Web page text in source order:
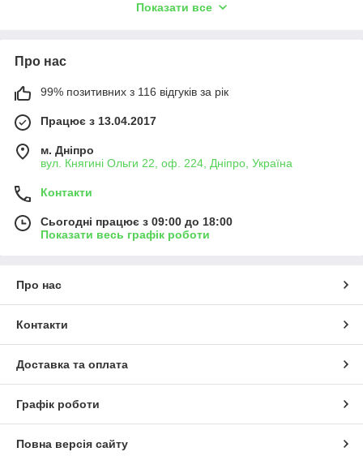
відкатних воріт, популярніше всього фурнітура консольного
буде виготовити верхньоподвісні ворота.
від точності її виготовлення, якості підшипників і якості
виконання робіт по монтажу воріт.
обов'язково потрібно враховувати наступні параметри:
вага відкатних воріт
циклічність (кількість відкривань-закривань на добу)
вітрові навантаження
Вся фурнітура для зсувних воріт, пропонована нами,
Показати все
Про нас
99% позитивних з 116 відгуків за рік
Працює з 13.04.2017
м. Дніпро
вул. Княгині Ольги 22, оф. 224, Дніпро, Україна
Контакти
Сьогодні працює з 09:00 до 18:00
Показати весь графік роботи
Про нас
Контакти
Доставка та оплата
Графік роботи
Повна версія сайту